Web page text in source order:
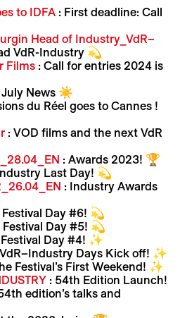
to IDFA: First deadline: Call
Head of Industry_VdR–
VdR-Industry 💫
Films: Call for entries 2024 is
News ☀️
du Réel goes to Cannes !
: VOD films and the next VdR
: Awards 2023! 🏆
Last Day! 💫
: Industry Awards
Festival Day #6! 💫
Festival Day #5! 💫
Festival Day #4! ✨
Days Kick off! ✨
Festival’s First Weekend! ✨
: 54th Edition Launch!
edition’s talks and